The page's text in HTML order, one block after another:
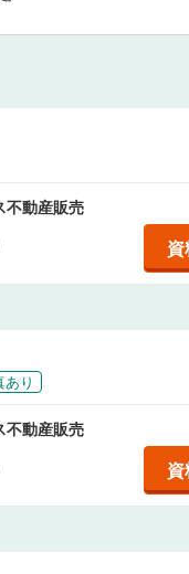
不動産販売
り
不動産販売
)可（7） IT